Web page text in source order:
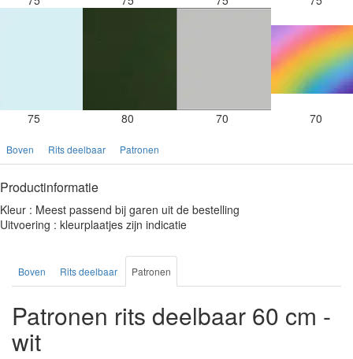
75 80 70 70
Boven Rits deelbaar Patronen
Productinformatie
Kleur : Meest passend bij garen uit de bestelling
Uitvoering : kleurplaatjes zijn indicatie
Boven Rits deelbaar Patronen
Patronen rits deelbaar 60 cm -
wit